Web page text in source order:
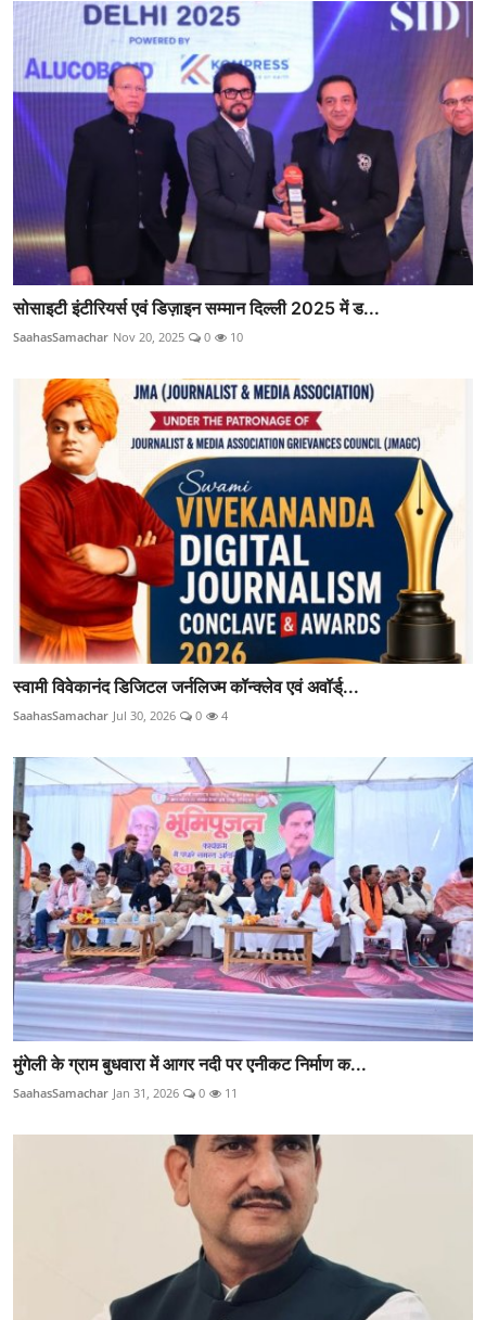
सोसाइटी इंटीरियर्स एवं डिज़ाइन सम्मान दिल्ली 2025 में ड...
SaahasSamachar Nov 20, 2025 0 10
स्वामी विवेकानंद डिजिटल जर्नलिज्म कॉन्क्लेव एवं अवॉर्ड्...
SaahasSamachar Jul 30, 2026 0 4
मुंगेली के ग्राम बुधवारा में आगर नदी पर एनीकट निर्माण क...
SaahasSamachar Jan 31, 2026 0 11